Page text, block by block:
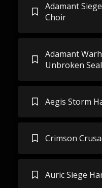
Adamant
Choir
Adamant
Unbroken Seal
Aegis Storm
Crimson
Auric Siege